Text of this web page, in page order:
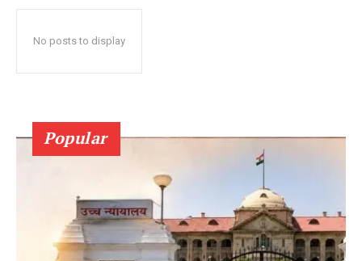
No posts to display
Popular